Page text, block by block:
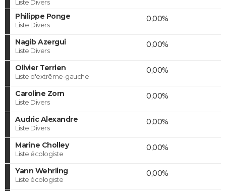
Liste Divers
Philippe Ponge
Liste Divers
0,00%
Nagib Azergui
Liste Divers
0,00%
Olivier Terrien
Liste d'extrême-gauche
0,00%
Caroline Zorn
Liste Divers
0,00%
Audric Alexandre
Liste Divers
0,00%
Marine Cholley
Liste écologiste
0,00%
Yann Wehrling
Liste écologiste
0,00%